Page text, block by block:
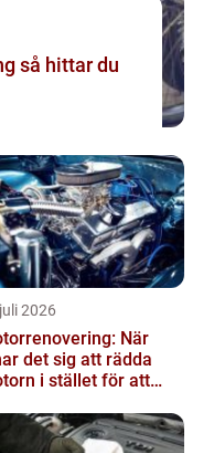
2026
När
det sig att rädda
i stället för att